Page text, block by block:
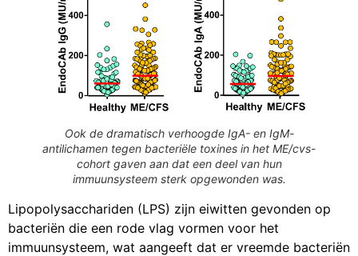
Ook de dramatisch verhoogde IgA- en IgM-
antilichamen tegen bacteriële toxines in het ME/cvs-
cohort gaven aan dat een deel van hun
immuunsysteem sterk opgewonden was.
Lipopolysacchariden (LPS) zijn eiwitten gevonden op
bacteriën die een rode vlag vormen voor het
immuunsysteem, wat aangeeft dat er vreemde bacteriën